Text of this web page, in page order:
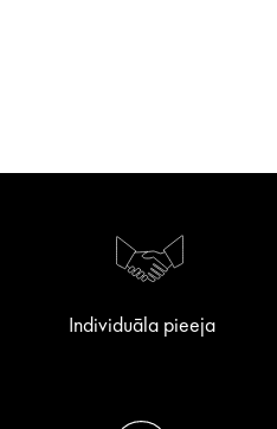
Individuāla pieeja